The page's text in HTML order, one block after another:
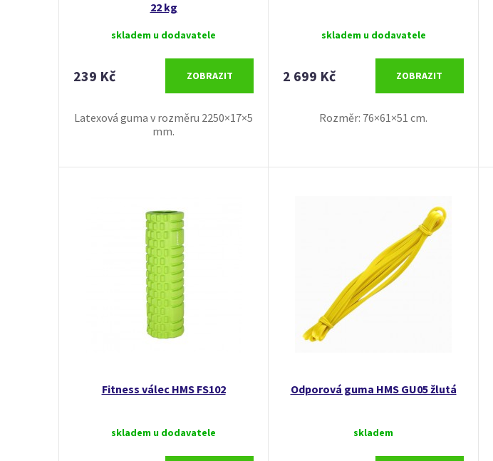
22 kg
skladem u dodavatele
239 Kč ZOBRAZIT
Latexová guma v rozměru 2250×17×5
mm.
skladem u dodavatele
2 699 Kč ZOBRAZIT
Rozměr: 76×61×51 cm.
Fitness válec HMS FS102
skladem u dodavatele
Odporová guma HMS GU05 žlutá
skladem